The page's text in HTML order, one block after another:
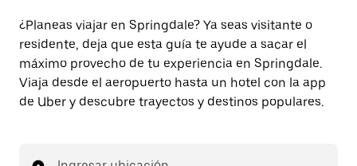
¿Planeas viajar en Springdale? Ya seas visitante o
residente, deja que esta guía te ayude a sacar el
máximo provecho de tu experiencia en Springdale.
Viaja desde el aeropuerto hasta un hotel con la app
de Uber y descubre trayectos y destinos populares.